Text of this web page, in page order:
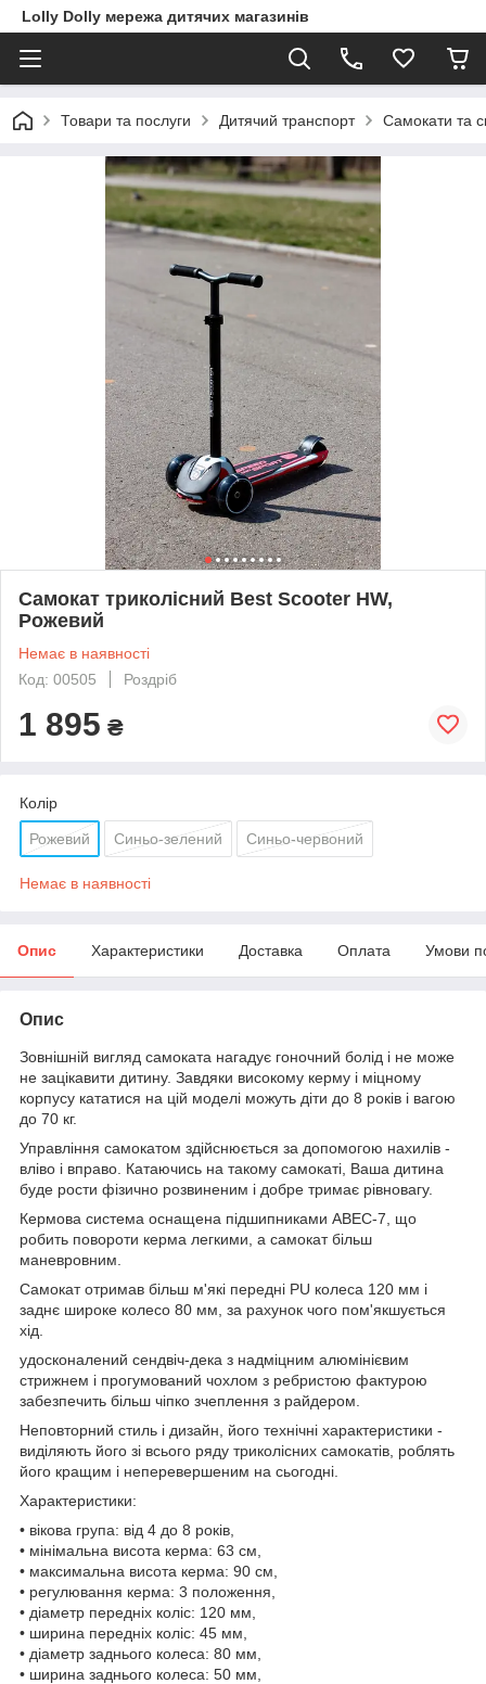
Lolly Dolly мережа дитячих магазинів
Товари та послуги Дитячий транспорт Самокати та
Самокат триколісний Best Scooter HW,
Рожевий
Немає в наявності
Код: 00505
Роздріб
1 895 ₴
Колір
Рожевий Синьо-зелений Синьо-червоний
Немає в наявності
Опис Характеристики Доставка Оплата Умови
Опис
Зовнішній вигляд самоката нагадує гоночний болід і не може
не зацікавити дитину. Завдяки високому керму і міцному
корпусу кататися на цій моделі можуть діти до 8 років і вагою
до 70 кг.
Управління самокатом здійснюється за допомогою нахилів -
вліво і вправо. Катаючись на такому самокаті, Ваша дитина
буде рости фізично розвиненим і добре тримає рівновагу.
Кермова система оснащена підшипниками ABEC-7, що
робить повороти керма легкими, а самокат більш
маневровним.
Самокат отримав більш м'які передні PU колеса 120 мм і
заднє широке колесо 80 мм, за рахунок чого пом'якшується
хід.
удосконалений сендвіч-дека з надміцним алюмінієвим
стрижнем і прогумований чохлом з ребристою фактурою
забезпечить більш чіпко зчеплення з райдером.
Неповторний стиль і дизайн, його технічні характеристики -
виділяють його зі всього ряду триколісних самокатів, роблять
його кращим і неперевершеним на сьогодні.
Характеристики:
• вікова група: від 4 до 8 років,
• мінімальна висота керма: 63 см,
• максимальна висота керма: 90 см,
• регулювання керма: 3 положення,
• діаметр передніх коліс: 120 мм,
• ширина передніх коліс: 45 мм,
• діаметр заднього колеса: 80 мм,
• ширина заднього колеса: 50 мм,